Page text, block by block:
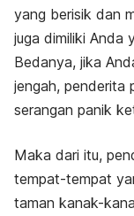
yang berisik dan
juga dimiliki Anda
Bedanya, jika
jengah, penderita
serangan panik
Maka dari itu,
tempat-tempat
taman kanak-